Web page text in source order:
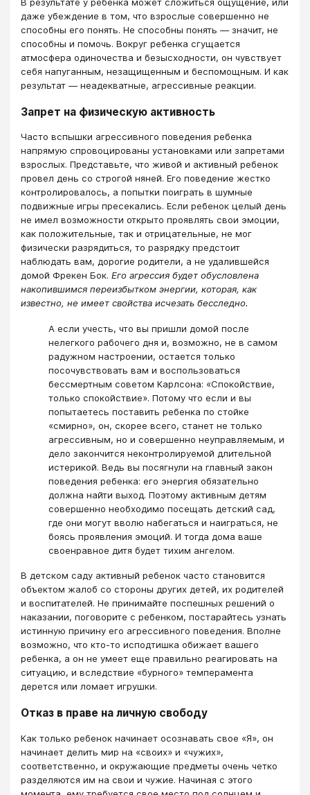
даже убеждение в том, что взрослые совершенно не
способны его понять. Не способны понять — значит, не
способны и помочь. Вокруг ребенка сгущается
атмосфера одиночества и безысходности, он чувствует
себя напуганным, незащищенным и беспомощным. И как
результат — неадекватные, агрессивные реакции.
Запрет на физическую активность
Часто вспышки агрессивного поведения ребенка
напрямую спровоцированы установками или запретами
взрослых. Представьте, что живой и активный ребенок
провел день со строгой няней. Его поведение жестко
контролировалось, а попытки поиграть в шумные
подвижные игры пресекались. Если ребенок целый день
не имел возможности открыто проявлять свои эмоции,
как положительные, так и отрицательные, не мог
физически разрядиться, то разрядку предстоит
наблюдать вам, дорогие родители, а не удалившейся
домой Фрекен Бок. Его агрессия будет обусловлена
накопившимся переизбытком энергии, которая, как
известно, не имеет свойства исчезать бесследно.
А если учесть, что вы пришли домой после
нелегкого рабочего дня и, возможно, не в самом
радужном настроении, остается только
посочувствовать вам и воспользоваться
бессмертным советом Карлсона: «Спокойствие,
только спокойствие». Потому что если и вы
попытаетесь поставить ребенка по стойке
«смирно», он, скорее всего, станет не только
агрессивным, но и совершенно неуправляемым, и
дело закончится неконтролируемой длительной
истерикой. Ведь вы посягнули на главный закон
поведения ребенка: его энергия обязательно
должна найти выход. Поэтому активным детям
совершенно необходимо посещать детский сад,
где они могут вволю набегаться и наиграться, не
боясь проявления эмоций. И тогда дома ваше
своенравное дитя будет тихим ангелом.
В детском саду активный ребенок часто становится
объектом жалоб со стороны других детей, их родителей
и воспитателей. Не принимайте поспешных решений о
наказании, поговорите с ребенком, постарайтесь узнать
истинную причину его агрессивного поведения. Вполне
возможно, что кто-то исподтишка обижает вашего
ребенка, а он не умеет еще правильно реагировать на
ситуацию, и вследствие «бурного» темперамента
дерется или ломает игрушки.
Отказ в праве на личную свободу
Как только ребенок начинает осознавать свое «Я», он
начинает делить мир на «своих» и «чужих»,
соответственно, и окружающие предметы очень четко
разделяются им на свои и чужие. Начиная с этого